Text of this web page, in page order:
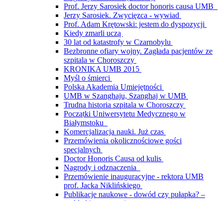
Prof. Jerzy Sarosiek doctor honoris causa UMB
Jerzy Sarosiek. Zwycięzca - wywiad
Prof. Adam Krętowski: jestem do dyspozycji
Kiedy zmarli uczą
30 lat od katastrofy w Czarnobylu
Bezbronne ofiary wojny. Zagłada pacjentów ze
szpitala w Choroszczy
KRONIKA UMB 2015
Myśl o śmierci
Polska Akademia Umiejętności
UMB w Szanghaju, Szanghaj w UMB
Trudna historia szpitala w Choroszczy
Początki Uniwersytetu Medycznego w
Białymstoku
Komercjalizacja nauki. Już czas
Przemówienia okolicznościowe gości
specjalnych
Doctor Honoris Causa od kulis
Nagrody i odznaczenia
Przemówienie inauguracyjne - rektora UMB
prof. Jacka Niklińskiego
Publikacje naukowe - dowód czy pułapka? –